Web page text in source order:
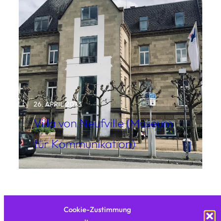
Cookie-Zustimmung
26. APRIL 2023
Villa von Neufville (Museum
für Kommunikation)